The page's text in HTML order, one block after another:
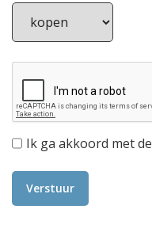
Ik ga akkoord met de
Verstuur